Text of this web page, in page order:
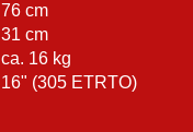
76 cm
31 cm
ca. 16 kg
16" (305 ETRTO)